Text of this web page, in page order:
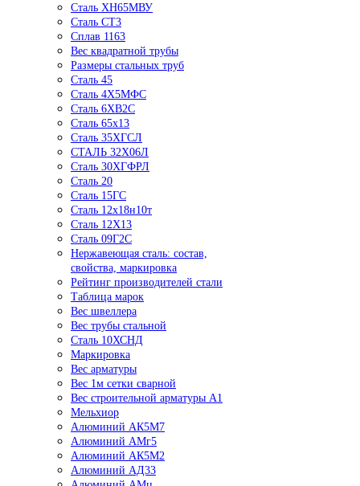
Сталь ХН65МВУ
Сталь СТ3
Сплав 1163
Вес квадратной трубы
Размеры стальных труб
Сталь 45
Сталь 4Х5МФС
Сталь 6ХВ2С
Сталь 65х13
Сталь 35ХГСЛ
СТАЛЬ 32Х06Л
Сталь 30ХГФРЛ
Сталь 20
Сталь 15ГС
Сталь 12х18н10т
Сталь 12Х13
Сталь 09Г2С
Нержавеющая сталь: состав,
свойства, маркировка
Рейтинг производителей стали
Таблица марок
Вес швеллера
Вес трубы стальной
Сталь 10ХСНД
Маркировка
Вес арматуры
Вес 1м сетки сварной
Вес строительной арматуры А1
Мельхиор
Алюминий АК5М7
Алюминий АМг5
Алюминий АК5М2
Алюминий АД33